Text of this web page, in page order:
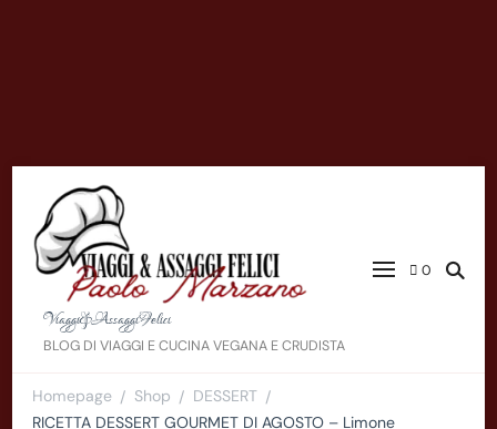
Viaggi&AssaggiFelici
BLOG DI VIAGGI E CUCINA VEGANA E CRUDISTA
0
Homepage / Shop / DESSERT /
RICETTA DESSERT GOURMET DI AGOSTO – Limone